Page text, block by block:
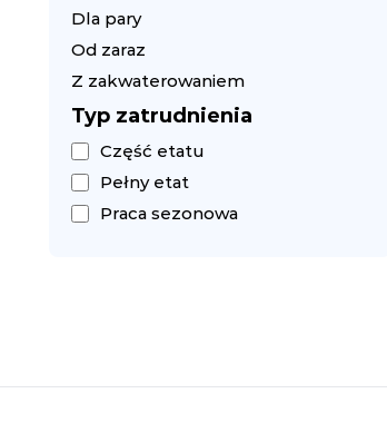
Dla pary
Od zaraz
Z zakwaterowaniem
Typ zatrudnienia
Część etatu
Pełny etat
Praca sezonowa